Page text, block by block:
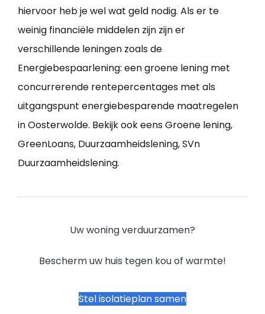
hiervoor heb je wel wat geld nodig. Als er te
weinig financiële middelen zijn zijn er
verschillende leningen zoals de
Energiebespaarlening: een groene lening met
concurrerende rentepercentages met als
uitgangspunt energiebesparende maatregelen
in Oosterwolde. Bekijk ook eens Groene lening,
GreenLoans, Duurzaamheidslening, SVn
Duurzaamheidslening.
Uw woning verduurzamen?
Bescherm uw huis tegen kou of warmte!
Stel isolatieplan samen